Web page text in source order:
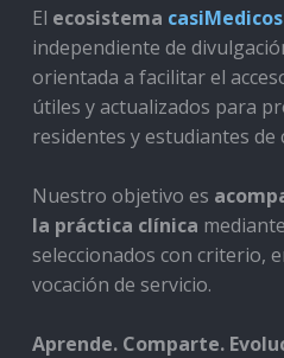
El ecosistema casiMedicos
independiente de
orientada a facilitar el
útiles y actualizados para
residentes y estudiantes de
Nuestro objetivo es
la práctica clínica
seleccionados con criterio,
vocación de servicio.
Aprende. Comparte.